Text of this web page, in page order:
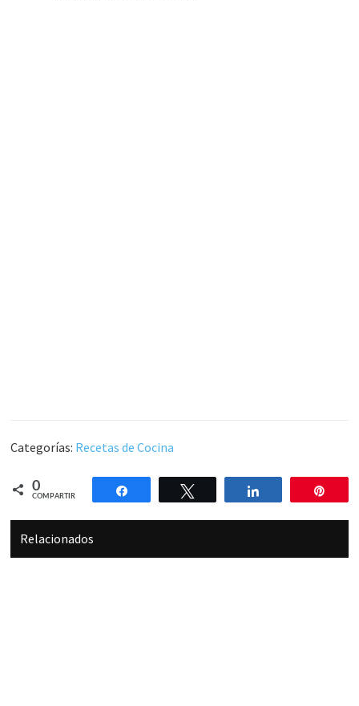
Categorías: Recetas de Cocina
0
COMPARTIR
Compartir Compartir
Relacionados